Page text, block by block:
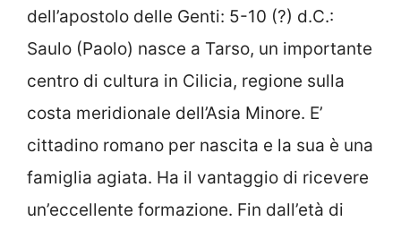
dell’apostolo delle Genti: 5-10 (?) d.C.:
Saulo (Paolo) nasce a Tarso, un importante
centro di cultura in Cilicia, regione sulla
costa meridionale dell’Asia Minore. E’
cittadino romano per nascita e la sua è una
famiglia agiata. Ha il vantaggio di ricevere
un’eccellente formazione. Fin dall’età di